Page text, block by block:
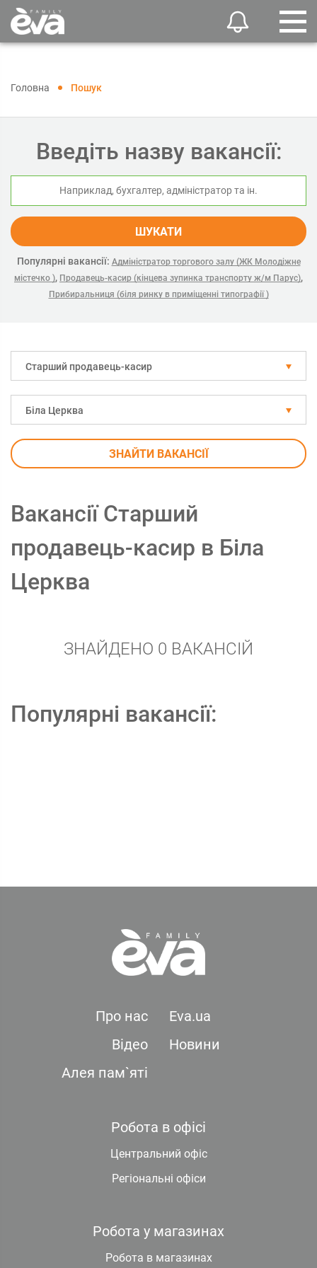
Головна Пошук
Введіть назву вакансії:
ШУКАТИ
Популярні вакансії: Адміністратор торгового залу (ЖК Молодіжне
містечко ), Продавець-касир (кінцева зупинка транспорту ж/м Парус),
Прибиральниця (біля ринку в приміщенні типографії )
Старший продавець-касир
Біла Церква
ЗНАЙТИ ВАКАНСІЇ
Вакансії Старший
продавець-касир в Біла
Церква
ЗНАЙДЕНО 0 ВАКАНСІЙ
Популярні вакансії:
Про нас
Eva.ua
Відео
Новини
Алея пам`яті
Робота в офісі
Центральний офіс
Регіональні офіси
Робота у магазинах
Робота в магазинах